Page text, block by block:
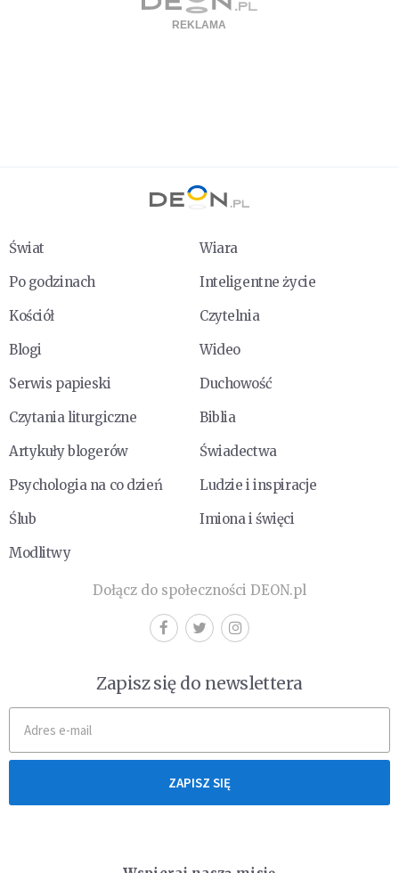
Świat
Wiara
Po godzinach
Inteligentne życie
Kościół
Czytelnia
Blogi
Wideo
Serwis papieski
Duchowość
Czytania liturgiczne
Biblia
Artykuły blogerów
Świadectwa
Psychologia na co dzień
Ludzie i inspiracje
Ślub
Imiona i święci
Modlitwy
Dołącz do społeczności DEON.pl
Zapisz się do newslettera
ZAPISZ SIĘ